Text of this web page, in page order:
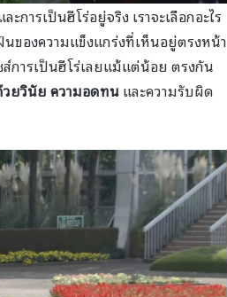
ละการเป็นฮีโร่อยู่จริง เราจะเลือกอะไร
ของความแข็งแกร่งที่เห็นอยู่ตรงหน้า
ส์การเป็นฮีโร่เลยแม้แต่น้อย ตรงกัน
ยวินัย ความอดทนและความรับผิด